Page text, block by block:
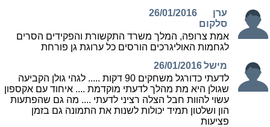
ערן
סלקום
26/01/2016
אמת צרופה, המלך משרד התקשורת והפקידים הסרים
לגחמות האוליגרכים הורסים כל ערוגת גן פורחת
מישל26/01/2016
לדעתי כדורגל משחקים 90 דקות ..... לגהי גולן הקביעה
שגולן היא מת מהלך לדעתי מוקדמת .... איחוד עם אקספון
עשוי להוות חבל הצלה רציני לדעתי .... מה גם שהפתעות
הון ושלטון תמיד יכולות לשנות את התמונה גם בזמן
פציעות